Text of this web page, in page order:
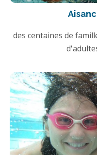
des centaines de